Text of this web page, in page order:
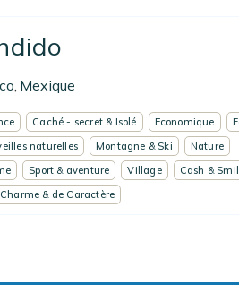
Mexique
Caché - secret & Isolé Economique
naturelles Montagne & Ski
Nature
Sport & aventure Village
Cash &
& de Caractère